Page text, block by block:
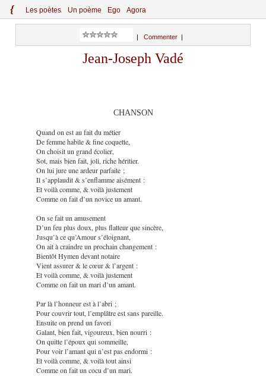
{ Les poètes Un poème Ego Agora
Commenter
Jean-Joseph Vadé
CHANSON
Quand on est au fait du métier
De femme habile & fine coquette,
On choisit un grand écolier,
Sot, mais bien fait, joli, riche héritier.
On lui jure une ardeur parfaite ;
Il s’applaudit & s’enflamme aisément :
Et voilà comme, & voilà justement
Comme on fait d’un novice un amant.
On se fait un amusement
D’un feu plus doux, plus flatteur que sincère,
Jusqu’à ce qu’Amour s’éloignant,
On ait à craindre un prochain changement :
Bientôt Hymen devant notaire
Vient assurer & le cœur & l’argent :
Et voilà comme, & voilà justement
Comme on fait un mari d’un amant.
Par là l’honneur est à l’abri ;
Pour couvrir tout, l’emplâtre est sans pareille.
Ensuite on prend un favori
Galant, bien fait, vigoureux, bien nourri :
On quitte l’époux qui sommeille,
Pour voir l’amant qui n’est pas endormi :
Et voilà comme, & voilà tout ainsi
Comme on fait un cocu d’un mari.